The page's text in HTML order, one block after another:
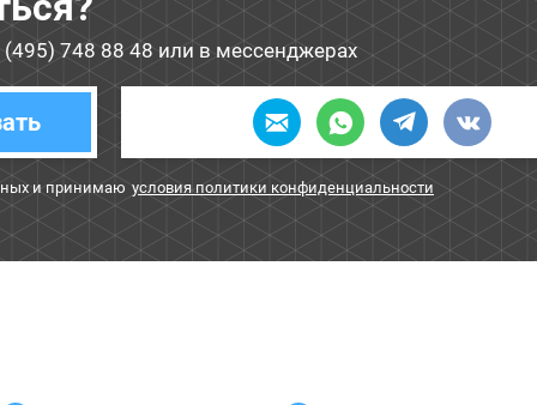
(495) 748 88 48 или в мессенджерах
и принимаю условия политики конфиденциальности